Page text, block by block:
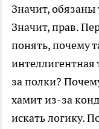
Значит, обязаны
Значит, прав.
понять, почему
интеллигентная
за полки?
хамит из-за
искать логику.